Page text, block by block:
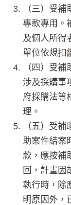
（三）受
專款專用。
及個人所得
單位依規扣
（四）受補
涉及採購事
府採購法等
理。
（五）受
助案件結案
款，應按補
回，計畫因
執行時，除
明原因外，